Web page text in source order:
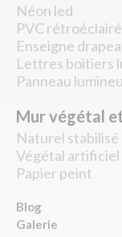
Néon led
PVC rétroéclairé
Enseigne
Lettres boitiers
Panneau
Mur végétal
Naturel stabilisé
Végétal artificiel
Papier peint
Blog
Galerie